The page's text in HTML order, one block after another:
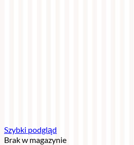
Szybki podgląd
Brak w magazynie